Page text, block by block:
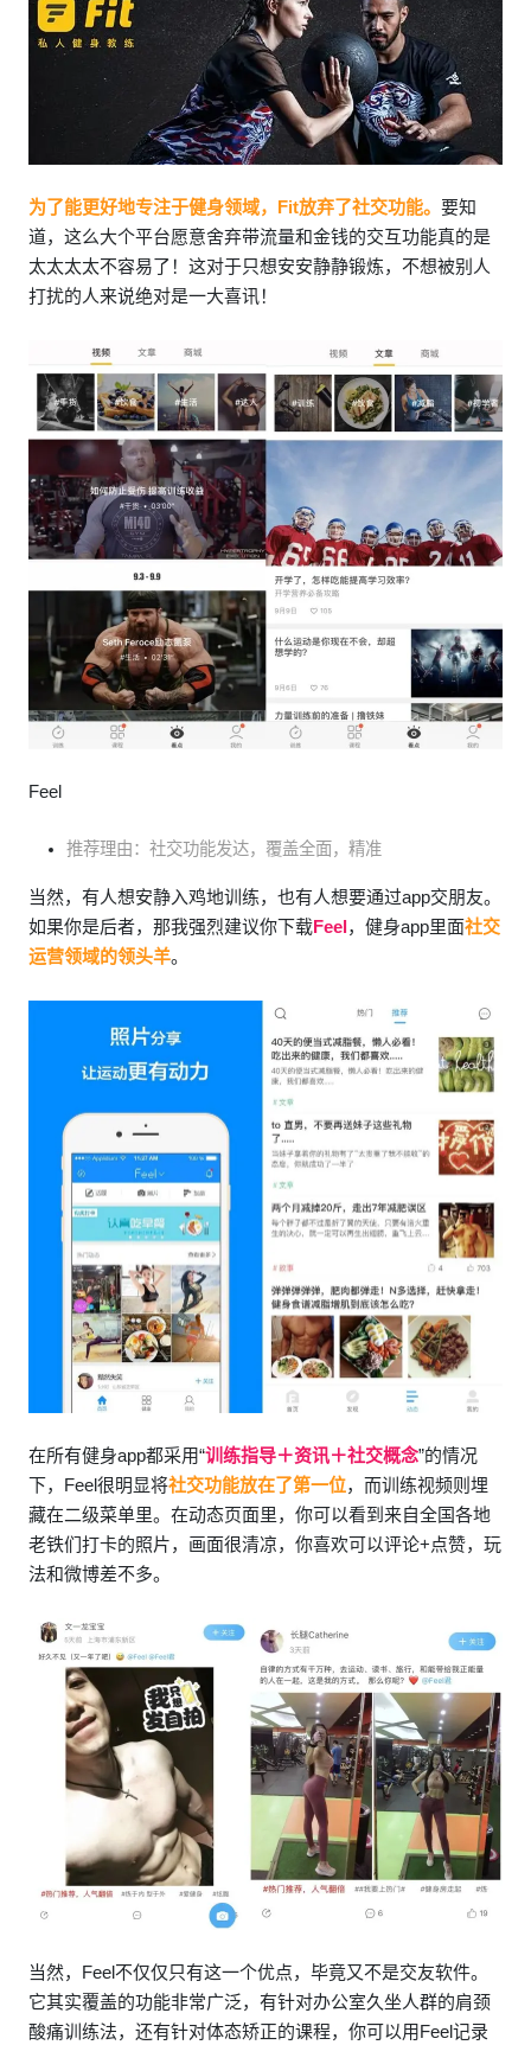
为了能更好地专注于健身领域，Fit放弃了社交功能。 要知
道，这么大个平台愿意舍弃带流量和金钱的交互功能真的是
太太太太不容易了！这对于只想安安静静锻炼，不想被别人
打扰的人来说绝对是一大喜讯！
Feel
推荐理由：社交功能发达，覆盖全面，精准
当然，有人想安静入鸡地训练，也有人想要通过app交朋友。
如果你是后者，那我强烈建议你下载Feel，健身app里面社交
运营领域的领头羊。
在所有健身app都采用“训练指导＋资讯＋社交概念”的情况
下，Feel很明显将社交功能放在了第一位，而训练视频则埋
藏在二级菜单里。在动态页面里，你可以看到来自全国各地
老铁们打卡的照片，画面很清凉，你喜欢可以评论+点赞，玩
法和微博差不多。
当然，Feel不仅仅只有这一个优点，毕竟又不是交友软件。
它其实覆盖的功能非常广泛，有针对办公室久坐人群的肩颈
酸痛训练法，还有针对体态矫正的课程，你可以用Feel记录